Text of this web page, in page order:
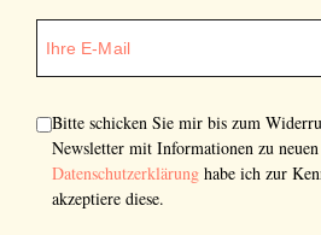
Bitte schicken Sie mir bis zum
Newsletter mit Informationen zu
Datenschutzerklärung habe ich zur
akzeptiere diese.